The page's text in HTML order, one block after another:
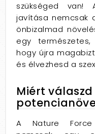
szükséged van!
javítása nemcsak
önbizalmad
egy
hogy újra
és élvezhesd a
Miért
A Nature Force